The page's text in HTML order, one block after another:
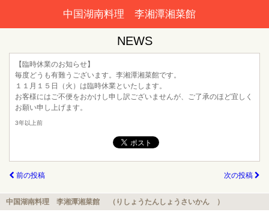
中国湖南料理 李湘潭湘菜館
NEWS
【臨時休業のお知らせ】
毎度どうも有難うございます。李湘潭湘菜館です。
１１月１５日（火）は臨時休業といたします。
お客様にはご不便をおかけし申し訳ございませんが、ご了承のほど宜しく
お願い申し上げます。
3年以上前
前の投稿 次の投稿
中国湖南料理 李湘潭湘菜館 （りしょうたんしょうさいかん ）